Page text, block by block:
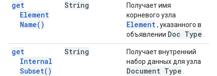
get
Element
Name( )
String
Получает имя
корневого узла
Element, указанного в
объявлении Doc Type
get
Internal
Subset( )
String
Получает внутренний
набор данных для узла
Document Type